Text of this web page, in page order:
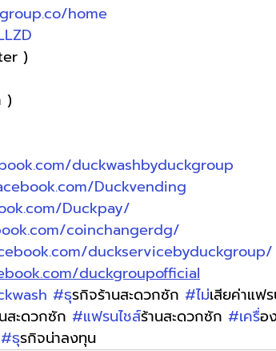
home
)
)
duckwashbyduckgroup
Duckvending
Duckpay/
coinchangerdg/
duckservicebyduckgroup/
duckgroupofficial
#ธุรกิจร้านสะดวกซัก #ไมเสียค่าแฟ
สะดวกซัก #แฟรนไชส์ร้านสะดวกซัก #เครอ
#ธุรกิจน่าลงทุน